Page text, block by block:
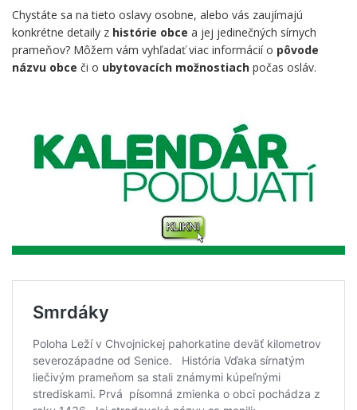
Chystáte sa na tieto oslavy osobne, alebo vás zaujímajú
konkrétne detaily z histórie obce a jej jedinečných sírnych
prameňov? Môžem vám vyhľadať viac informácií o pôvode
názvu obce či o ubytovacích možnostiach počas osláv.